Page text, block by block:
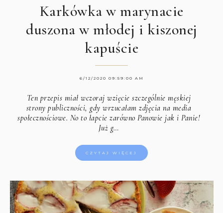
Karkówka w marynacie
duszona w młodej i kiszonej
kapuście
6/12/2020 09:59:00 AM
Ten przepis miał wczoraj wzięcie szczególnie męskiej
strony publiczności, gdy wrzucałam zdjęcia na media
społecznościowe. No to łapcie zarówno Panowie jak i Panie!
Już g…
CZYTAJ WIĘCEJ